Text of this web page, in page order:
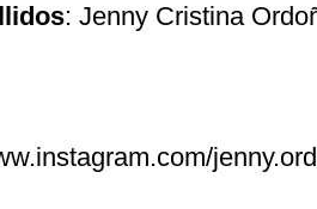
: Jenny Cristina